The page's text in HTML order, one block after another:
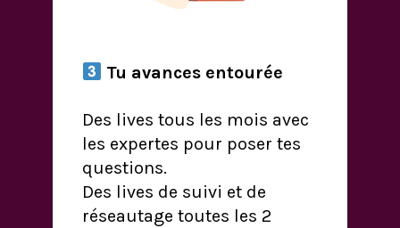
Tu avances entourée
Des lives tous les mois avec
les expertes pour poser tes
questions.
Des lives de suivi et de
réseautage toutes les 2